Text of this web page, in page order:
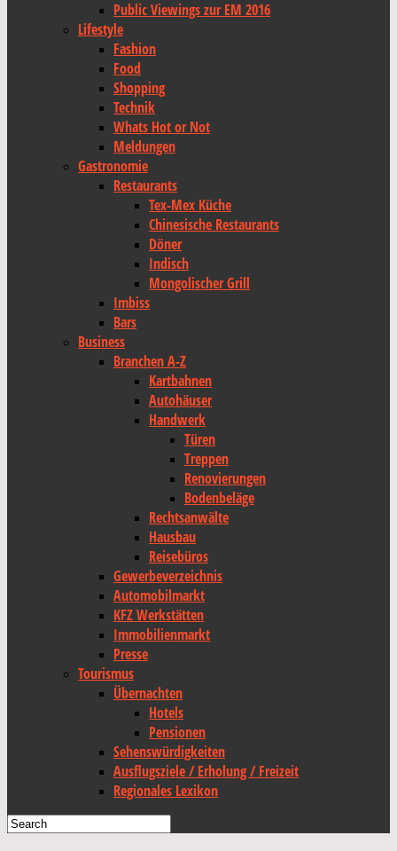
Public Viewings zur EM 2016
Lifestyle
Fashion
Food
Shopping
Technik
Whats Hot or Not
Meldungen
Gastronomie
Restaurants
Tex-Mex Küche
Chinesische Restaurants
Döner
Indisch
Mongolischer Grill
Imbiss
Bars
Business
Branchen A-Z
Kartbahnen
Autohäuser
Handwerk
Türen
Treppen
Renovierungen
Bodenbeläge
Rechtsanwälte
Hausbau
Reisebüros
Gewerbeverzeichnis
Automobilmarkt
KFZ Werkstätten
Immobilienmarkt
Presse
Tourismus
Übernachten
Hotels
Pensionen
Sehenswürdigkeiten
Ausflugsziele / Erholung / Freizeit
Regionales Lexikon